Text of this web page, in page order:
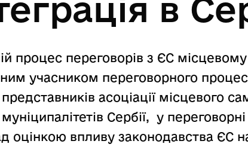
в
процес переговорів з ЄС
учасником переговорного
асоціації місцевого
Сербії, у
оцінкою впливу законодавства ЄС